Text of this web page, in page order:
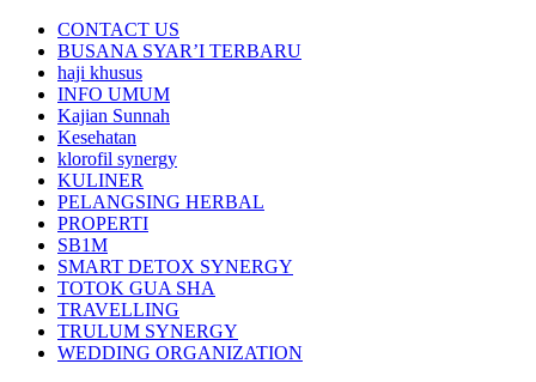
CONTACT US
BUSANA SYAR’I TERBARU
haji khusus
INFO UMUM
Kajian Sunnah
Kesehatan
klorofil synergy
KULINER
PELANGSING HERBAL
PROPERTI
SB1M
SMART DETOX SYNERGY
TOTOK GUA SHA
TRAVELLING
TRULUM SYNERGY
WEDDING ORGANIZATION